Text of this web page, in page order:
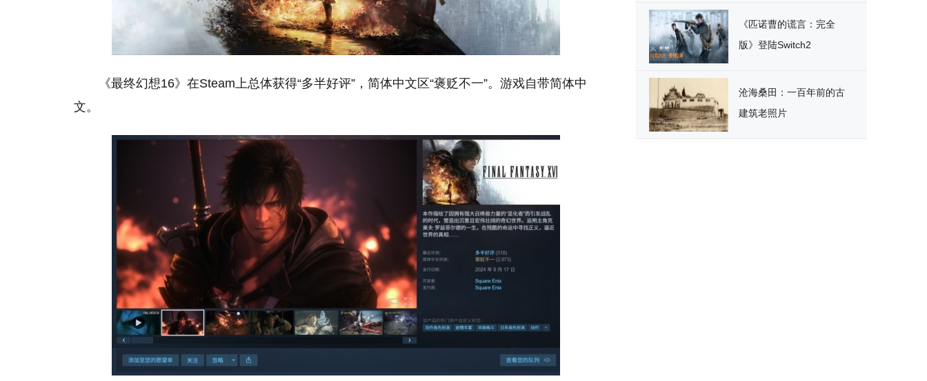
《最终幻想16》在Steam上总体获得“多半好评”，简体中文区“褒贬不一”。游戏自带简体中
文。
《匹诺曹的谎言：完全
版》登陆Switch2
沧海桑田：一百年前的古
建筑老照片